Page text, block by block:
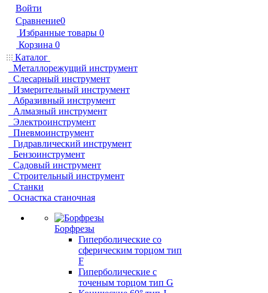
Войти
Сравнение0
Избранные товары 0
Корзина 0
Каталог
Металлорежущий инструмент
Слесарный инструмент
Измерительный инструмент
Абразивный инструмент
Алмазный инструмент
Электроинструмент
Пневмоинструмент
Гидравлический инструмент
Бензоинструмент
Садовый инструмент
Строительный инструмент
Станки
Оснастка станочная
Борфрезы
Гиперболические cо
сферическим торцом тип
F
Гиперболические с
точеным торцом тип G